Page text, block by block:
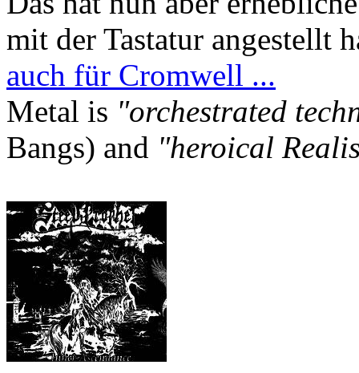
mit der Tastatur angestellt
auch für Cromwell ...
Metal is "orchestrated
Bangs) and "heroical